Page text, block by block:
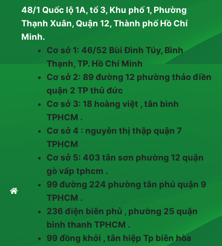
48/1 Quốc lộ 1A, tổ 3, Khu phố 1, Phường
Thạnh Xuân, Quận 12, Thành phố Hồ Chí
Minh.
Cơ sở 1: 46/52 Bùi Đình Túy, Bình
Thạnh, TP. Hồ Chí Minh
Cơ sở 2: 89 đường 12 phường thảo điền
quận 2 TP thủ đức
Cơ sở 3: 18 hoàng việt , tân bình
TPHCM .
Cơ sở 4 : nguyễn thị thập quận 7
TPHCM
Cơ sở 5: 403 tân sơn phường 12 quận
gò vấp tphcm .
99 đường 224 phường tân phú quận 9
TPHCM .
236 điện biên phủ , phường 25 quận
bình thanh TPHCM .
99 đồng khởi , tân hiệp Tp biên hòa